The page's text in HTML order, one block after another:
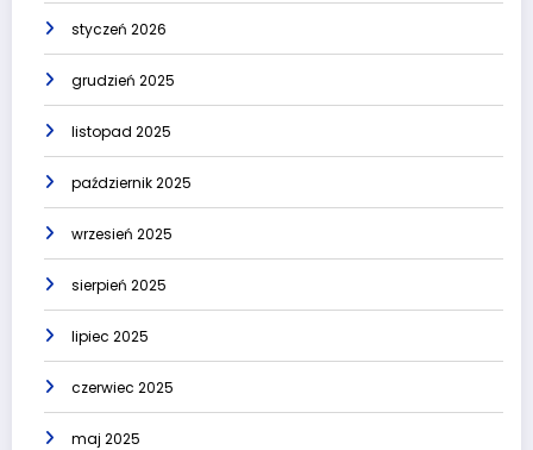
styczeń 2026
grudzień 2025
listopad 2025
październik 2025
wrzesień 2025
sierpień 2025
lipiec 2025
czerwiec 2025
maj 2025